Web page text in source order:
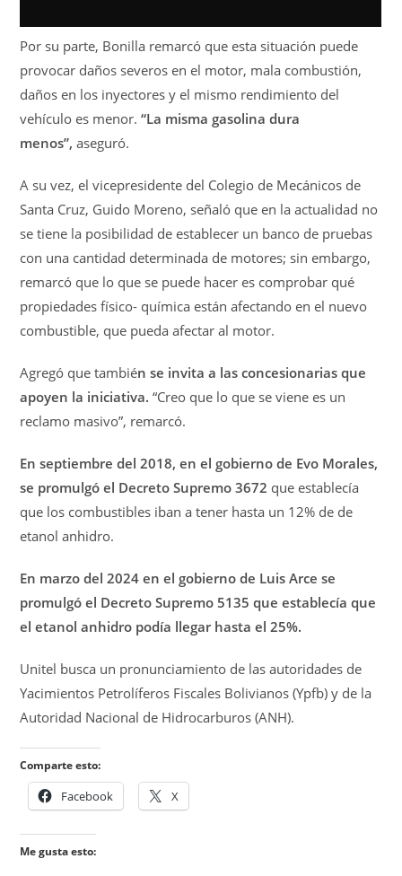
Por su parte, Bonilla remarcó que esta situación puede
provocar daños severos en el motor, mala combustión,
daños en los inyectores y el mismo rendimiento del
vehículo es menor.“La misma gasolina dura
menos”, aseguró.
A su vez, el vicepresidente del Colegio de Mecánicos de
Santa Cruz, Guido Moreno, señaló que en la actualidad no
se tiene la posibilidad de establecer un banco de pruebas
con una cantidad determinada de motores; sin embargo,
remarcó que lo que se puede hacer es comprobar qué
propiedades físico- química están afectando en el nuevo
combustible, que pueda afectar al motor.
Agregó que también se invita a las concesionarias que
apoyen la iniciativa.“Creo que lo que se viene es un
reclamo masivo”, remarcó.
En septiembre del 2018, en el gobierno de Evo Morales,
se promulgó el Decreto Supremo 3672 que establecía
que los combustibles iban a tener hasta un 12% de de
etanol anhidro.
En marzo del 2024 en el gobierno de Luis Arce se
promulgó el Decreto Supremo 5135 que establecía que
el etanol anhidro podía llegar hasta el 25%.
Unitel busca un pronunciamiento de las autoridades de
Yacimientos Petrolíferos Fiscales Bolivianos (Ypfb) y de la
Autoridad Nacional de Hidrocarburos (ANH).
Comparte esto:
Facebook X
Me gusta esto: